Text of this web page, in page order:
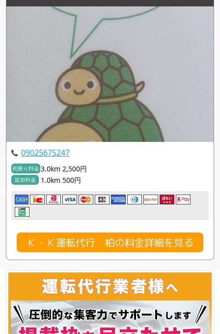
09025675247
初乗り料金 3.0km 2,500円
追加料金 1.0km 500円
CASH
Ｋ・Ｋ運転代行 柏の料金詳細を見る